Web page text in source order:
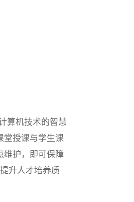
算机技术的智慧
堂授课与学生课
维护，即可保障
升人才培养质